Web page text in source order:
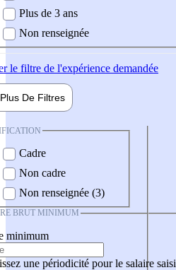
Plus de 3 ans
Non renseignée
le filtre de l'expérience demandée
Plus De Filtres
Cadre
Non cadre
Non renseignée (3)
BRUT MINIMUM
minimum
une périodicité pour le salaire saisi